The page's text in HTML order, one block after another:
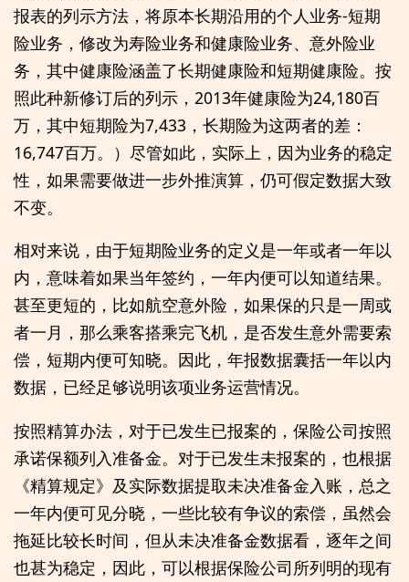
报表的列示方法，将原本长期沿用的个人业务-短期
险业务，修改为寿险业务和健康险业务、意外险业
务，其中健康险涵盖了长期健康险和短期健康险。按
照此种新修订后的列示，2013年健康险为24,180百
万，其中短期险为7,433，长期险为这两者的差：
16,747百万。）尽管如此，实际上，因为业务的稳定
性，如果需要做进一步外推演算，仍可假定数据大致
不变。
相对来说，由于短期险业务的定义是一年或者一年以
内，意味着如果当年签约，一年内便可以知道结果。
甚至更短的，比如航空意外险，如果保的只是一周或
者一月，那么乘客搭乘完飞机，是否发生意外需要索
偿，短期内便可知晓。因此，年报数据囊括一年以内
数据，已经足够说明该项业务运营情况。
按照精算办法，对于已发生已报案的，保险公司按照
承诺保额列入准备金。对于已发生未报案的，也根据
《精算规定》及实际数据提取未决准备金入账，总之
一年内便可见分晓，一些比较有争议的索偿，虽然会
拖延比较长时间，但从未决准备金数据看，逐年之间
也甚为稳定，因此，可以根据保险公司所列明的现有